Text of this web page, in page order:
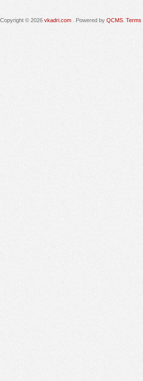
Copyright © 2026 vkadri.com . Powered by QCMS Terms